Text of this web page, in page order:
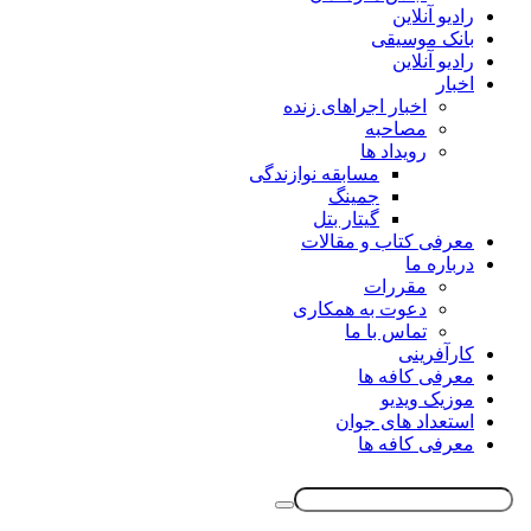
رادیو آنلاین
بانک موسیقی
رادیو آنلاین
اخبار
اخبار اجراهای زنده
مصاحبه
رویداد ها
مسابقه نوازندگی
جمینگ
گیتار بتل
معرفی کتاب و مقالات
درباره ما
مقررات
دعوت به همکاری
تماس با ما
کارآفرینی
معرفی کافه ها
موزیک ویدیو
استعداد های جوان
معرفی کافه ها